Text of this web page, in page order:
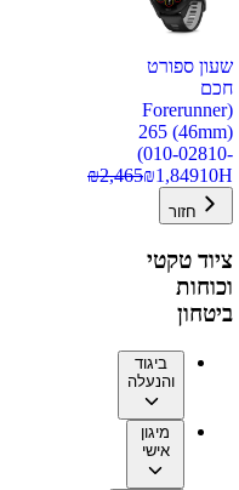
שעון ספורט
חכם
(Forerunner
265 (46mm)
(010-02810-
10H
₪1,849
₪2,465
חזור
ציוד טקטי
וכוחות
ביטחון
ביגוד
והנעלה
מיגון
אישי